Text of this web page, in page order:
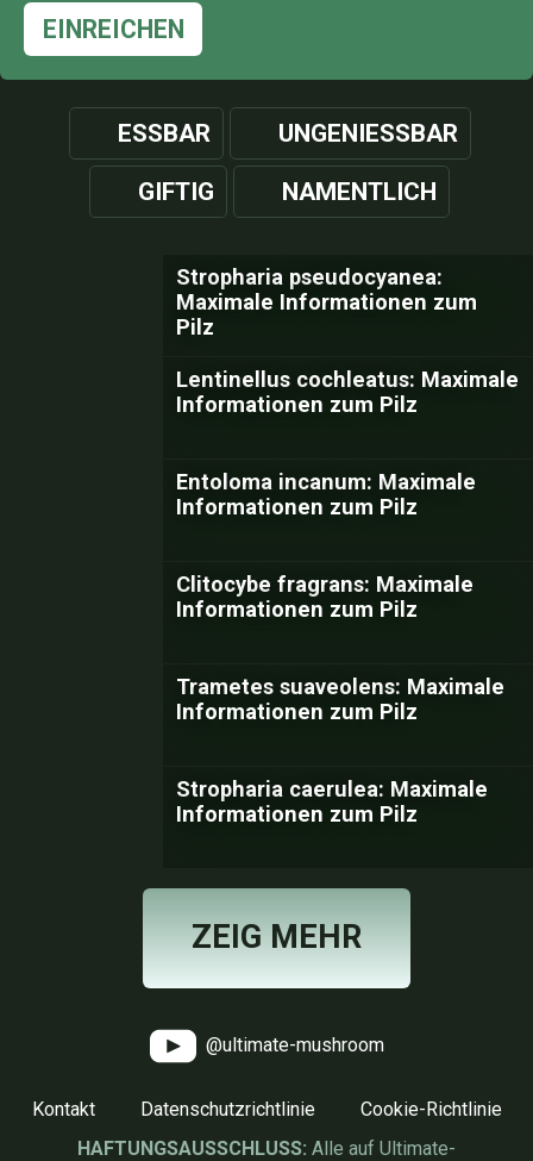
EINREICHEN
ESSBAR UNGENIESSBAR
GIFTIG NAMENTLICH
Stropharia pseudocyanea:
Maximale Informationen zum
Pilz
Lentinellus cochleatus: Maximale
Informationen zum Pilz
Entoloma incanum: Maximale
Informationen zum Pilz
Clitocybe fragrans: Maximale
Informationen zum Pilz
Trametes suaveolens: Maximale
Informationen zum Pilz
Stropharia caerulea: Maximale
Informationen zum Pilz
ZEIG MEHR
@ultimate-mushroom
Kontakt Datenschutzrichtlinie
Cookie-Richtlinie
HAFTUNGSAUSSCHLUSS: Alle auf Ultimate-